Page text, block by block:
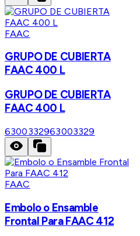
FAAC
GRUPO DE CUBIERTA
FAAC 400 L
GRUPO DE CUBIERTA
FAAC 400 L
6300332963003329
FAAC
Embolo o Ensamble
Frontal Para FAAC 412